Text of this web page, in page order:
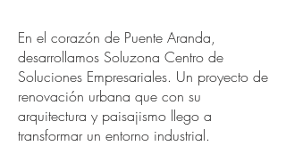
En el corazón de Puente Aranda,
desarrollamos Soluzona Centro de
Soluciones Empresariales. Un proyecto de
renovación urbana que con su
arquitectura y paisajismo llego a
transformar un entorno industrial.